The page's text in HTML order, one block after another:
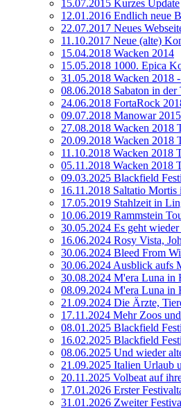
15.07.2015 Kurzes Update
12.01.2016 Endlich neue
22.07.2017 Neues
11.10.2017 Neue (alte)
15.04.2018 Wacken 2014
15.05.2018 1000. Epica
31.05.2018 Wacken 2018
08.06.2018 Sabaton in
24.06.2018 FortaRock
09.07.2018 Manowar 2015
27.08.2018 Wacken 2018
20.09.2018 Wacken 2018
11.10.2018 Wacken 2018
05.11.2018 Wacken 2018
09.03.2025 Blackfield
16.11.2018 Saltatio Mortis
17.05.2019 Stahlzeit in
10.06.2019 Rammstein
30.05.2024 Es geht wieder
16.06.2024 Rosy Vista,
30.06.2024 Bleed From
30.06.2024 Ausblick aufs
30.08.2024 M'era Luna in
08.09.2024 M'era Luna in
21.09.2024 Die Ärzte,
17.11.2024 Mehr Zoos
08.01.2025 Blackfield
16.02.2025 Blackfield
08.06.2025 Und wieder
21.09.2025 Italien Urlaub
20.11.2025 Volbeat auf
17.01.2026 Erster
31.01.2026 Zweiter